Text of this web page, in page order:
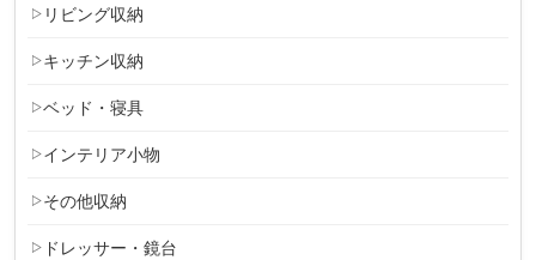
リビング収納
キッチン収納
ベッド・寝具
インテリア小物
その他収納
ドレッサー・鏡台